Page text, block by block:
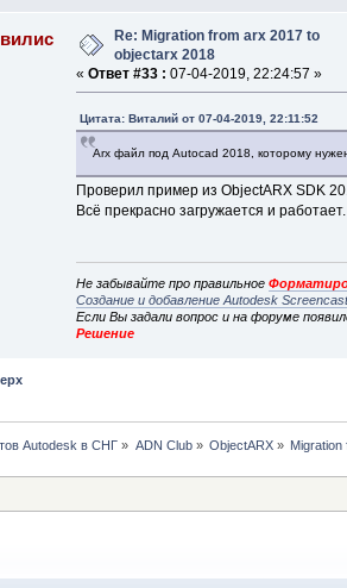
Re: Migration from arx 2017 to
objectarx 2018
« Ответ #33 : 07-04-2019, 22:24:57 »
Цитата: Виталий от 07-04-2019, 22:11:52
Arx файл под Autocad 2018, которому
Проверил пример из ObjectARX SDK
Всё прекрасно загружается и
Не забывайте про правильное
Создание и добавление Autodesk
Если Вы задали вопрос и на форуме
Решение
Autodesk в СНГ » ADN Club» ObjectARX»